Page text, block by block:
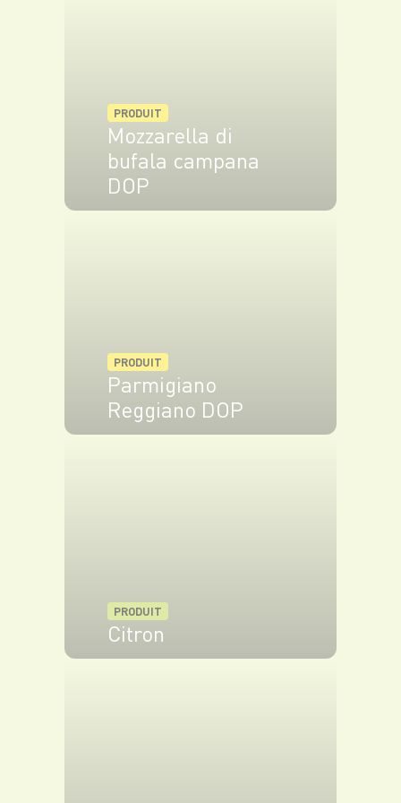
PRODUIT
Mozzarella di
bufala campana
DOP
PRODUIT
Parmigiano
Reggiano DOP
PRODUIT
Citron